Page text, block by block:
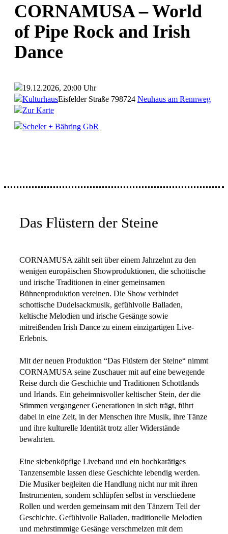
CORNAMUSA – World
of Pipe Rock and Irish
Dance
19.12.2026, 20:00 Uhr
KulturhausEisfelder Straße 798724 Neuhaus am Rennweg
Zur Karte
Scheler + Bähring GbR
Das Flüstern der Steine
CORNAMUSA zählt seit über einem Jahrzehnt zu den
wenigen europäischen Showproduktionen, die schottische
und irische Traditionen in einer gemeinsamen
Bühnenproduktion vereinen. Die Show verbindet
schottische Dudelsackmusik, gefühlvolle Balladen,
keltische Melodien und irische Gesänge sowie
mitreißenden Irish Dance zu einem einzigartigen Live-
Erlebnis.
Mit der neuen Produktion “Das Flüstern der Steine“ nimmt
CORNAMUSA seine Zuschauer mit auf eine bewegende
Reise durch die Geschichte und Traditionen Schottlands
und Irlands. Ein geheimnisvoller keltischer Stein, der die
Stimmen vergangener Generationen in sich trägt, führt
dabei in eine Zeit, in der Menschen ihre Musik, ihre Tänze
und ihre kulturelle Identität trotz aller Widerstände
bewahrten.
Eine siebenköpfige Liveband und ein hochkarätiges
Tanzensemble lassen diese Geschichte lebendig werden.
Die Musiker begleiten die Handlung nicht nur mit ihren
Instrumenten, sondern schlüpfen selbst in verschiedene
Rollen und werden gemeinsam mit den Tänzern Teil der
Geschichte. Gefühlvolle Balladen, traditionelle Melodien
und mehrstimmige Gesänge verschmelzen mit dem